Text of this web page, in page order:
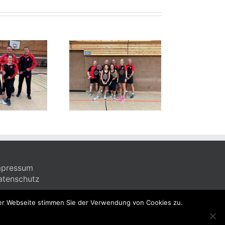
Mannschaft
2025 – C-
Klasse 1
Rückblick
Badminton
Saison 2025/2026
stimmen Sie der Verwendung von Cookies zu.